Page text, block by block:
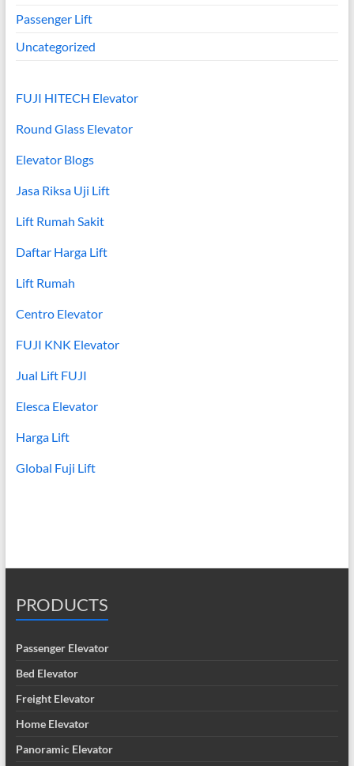
Passenger Lift
Uncategorized
FUJI HITECH Elevator
Round Glass Elevator
Elevator Blogs
Jasa Riksa Uji Lift
Lift Rumah Sakit
Daftar Harga Lift
Lift Rumah
Centro Elevator
FUJI KNK Elevator
Jual Lift FUJI
Elesca Elevator
Harga Lift
Global Fuji Lift
PRODUCTS
Passenger Elevator
Bed Elevator
Freight Elevator
Home Elevator
Panoramic Elevator